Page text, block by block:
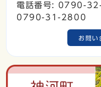
電話番号: 0790-
0790-31-2800
お問い